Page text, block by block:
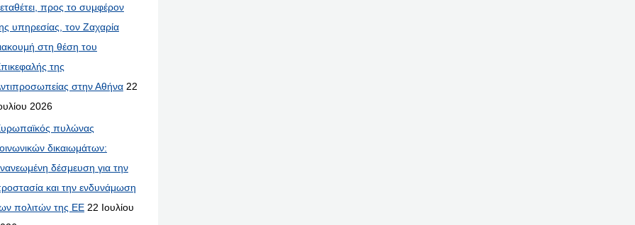
προς το συμφέρον
υπηρεσίας, τον Ζαχαρία
στη θέση του
της
στην Αθήνα 22
2026
πυλώνας
δικαιωμάτων:
δέσμευση για την
και την ενδυνάμωση
πολιτών της ΕΕ 22 Ιουλίου